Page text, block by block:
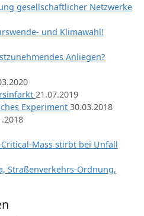
gesellschaftlicher Netzwerke
und Klimawahl!
Anliegen?
21.07.2019
Experiment 30.03.2018
Mass stirbt bei Unfall
Straßenverkehrs-Ordnung,